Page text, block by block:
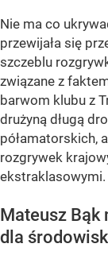
Nie ma co
przewijała się
szczeblu
związane z
barwom klubu z
drużyną długą
półamatorskich,
rozgrywek
ekstraklasowymi.
Mateusz Bąk
dla